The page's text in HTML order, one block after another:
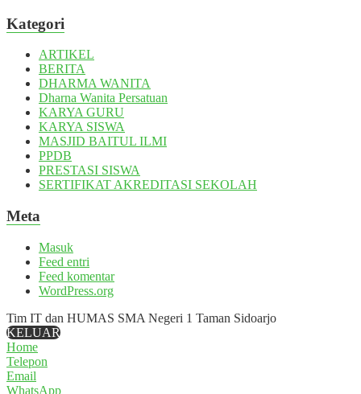
Kategori
ARTIKEL
BERITA
DHARMA WANITA
Dharna Wanita Persatuan
KARYA GURU
KARYA SISWA
MASJID BAITUL ILMI
PPDB
PRESTASI SISWA
SERTIFIKAT AKREDITASI SEKOLAH
Meta
Masuk
Feed entri
Feed komentar
WordPress.org
Tim IT dan HUMAS SMA Negeri 1 Taman Sidoarjo
KELUAR
Home
Telepon
Email
WhatsApp